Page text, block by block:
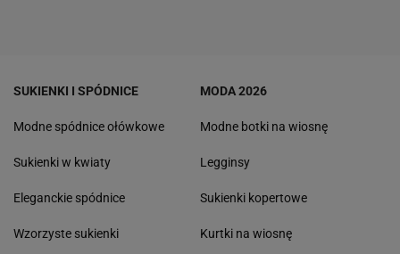
SUKIENKI I SPÓDNICE
Modne spódnice ołówkowe
Sukienki w kwiaty
Eleganckie spódnice
Wzorzyste sukienki
MODA 2026
Modne botki na wiosnę
Legginsy
Sukienki kopertowe
Kurtki na wiosnę